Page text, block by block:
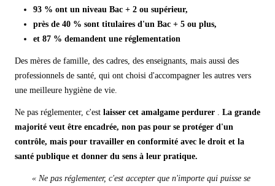
93 % ont un niveau Bac + 2 ou supérieur,
près de 40 % sont titulaires d'un Bac + 5 ou plus,
et 87 % demandent une réglementation
Des mères de famille, des cadres, des enseignants, mais aussi des
professionnels de santé, qui ont choisi d'accompagner les autres vers
une meilleure hygiène de vie.
Ne pas réglementer, c'est laisser cet amalgame perdurer . La grande
majorité veut être encadrée, non pas pour se protéger d'un
contrôle, mais pour travailler en conformité avec le droit et la
santé publique et donner du sens à leur pratique.
« Ne pas réglementer, c'est accepter que n'importe qui puisse se